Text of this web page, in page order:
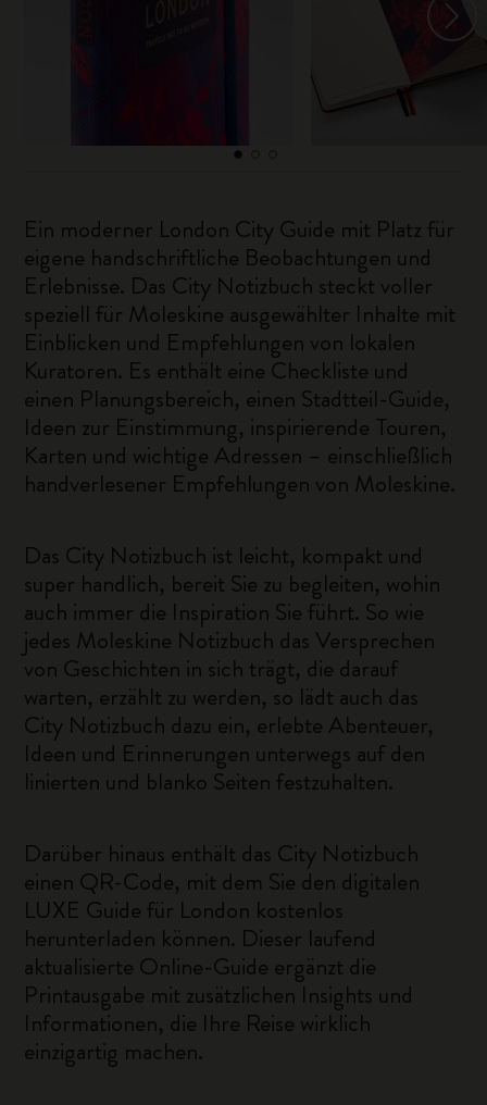
Ein moderner London City Guide mit Platz für
eigene handschriftliche Beobachtungen und
Erlebnisse. Das City Notizbuch steckt voller
speziell für Moleskine ausgewählter Inhalte mit
Einblicken und Empfehlungen von lokalen
Kuratoren. Es enthält eine Checkliste und
einen Planungsbereich, einen Stadtteil-Guide,
Ideen zur Einstimmung, inspirierende Touren,
Karten und wichtige Adressen – einschließlich
handverlesener Empfehlungen von Moleskine.
Das City Notizbuch ist leicht, kompakt und
super handlich, bereit Sie zu begleiten, wohin
auch immer die Inspiration Sie führt. So wie
jedes Moleskine Notizbuch das Versprechen
von Geschichten in sich trägt, die darauf
warten, erzählt zu werden, so lädt auch das
City Notizbuch dazu ein, erlebte Abenteuer,
Ideen und Erinnerungen unterwegs auf den
linierten und blanko Seiten festzuhalten.
Darüber hinaus enthält das City Notizbuch
einen QR-Code, mit dem Sie den digitalen
LUXE Guide für London kostenlos
herunterladen können. Dieser laufend
aktualisierte Online-Guide ergänzt die
Printausgabe mit zusätzlichen Insights und
Informationen, die Ihre Reise wirklich
einzigartig machen.